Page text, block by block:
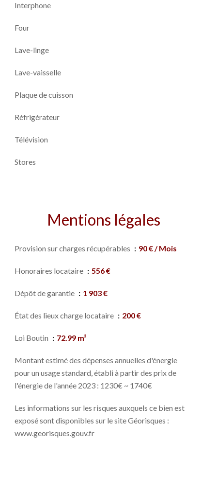
Interphone
Four
Lave-linge
Lave-vaisselle
Plaque de cuisson
Réfrigérateur
Télévision
Stores
Mentions légales
Provision sur charges récupérables 90 € / Mois
Honoraires locataire 556 €
Dépôt de garantie 1 903 €
État des lieux charge locataire 200 €
Loi Boutin 72.99 m²
Montant estimé des dépenses annuelles d'énergie
pour un usage standard, établi à partir des prix de
l'énergie de l'année 2023 : 1230€ ~ 1740€
Les informations sur les risques auxquels ce bien est
exposé sont disponibles sur le site Géorisques :
www.georisques.gouv.fr